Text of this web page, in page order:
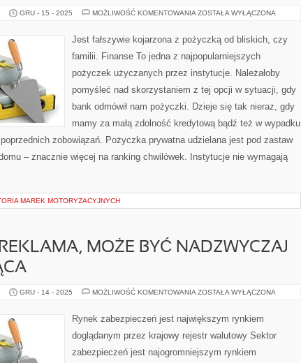
GRU - 15 - 2025 MOŻLIWOŚĆ KOMENTOWANIA WYBÓR
UBEZPIECZENIA
NIE
SZTUKA.
ZOSTAŁA WYŁĄCZONA
Jest fałszywie kojarzona z pożyczką od bliskich, czy
familii. Finanse To jedna z najpopularniejszych
pożyczek użyczanych przez instytucje. Należałoby
pomyśleć nad skorzystaniem z tej opcji w sytuacji, gdy
bank odmówił nam pożyczki. Dzieje się tak nieraz, gdy
mamy za małą zdolność kredytową bądź też w wypadku
poprzednich zobowiązań. Pożyczka prywatna udzielana jest pod zastaw
– znacznie więcej na ranking chwilówek. Instytucje nie wymagają
MAREK MOTORYZACYJNYCH
MOŻE BYĆ NADZWYCZAJ
GRU - 14 - 2025 MOŻLIWOŚĆ KOMENTOWANIA SŁUSZNA
BYĆ
NADZWYCZAJ
ZOSTAŁA WYŁĄCZONA
Rynek zabezpieczeń jest największym rynkiem
doglądanym przez krajowy rejestr walutowy Sektor
zabezpieczeń jest najogromniejszym rynkiem